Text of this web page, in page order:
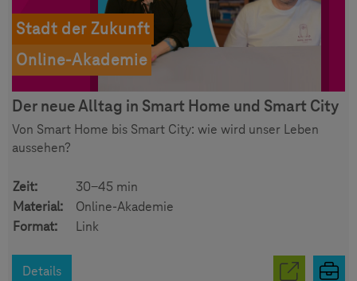
Stadt der Zukunft
Online-Akademie
Der neue Alltag in Smart Home und Smart City
Von Smart Home bis Smart City: wie wird unser Leben
aussehen?
Zeit:
30-45 min
Material:
Online-Akademie
Format:
Link
Details